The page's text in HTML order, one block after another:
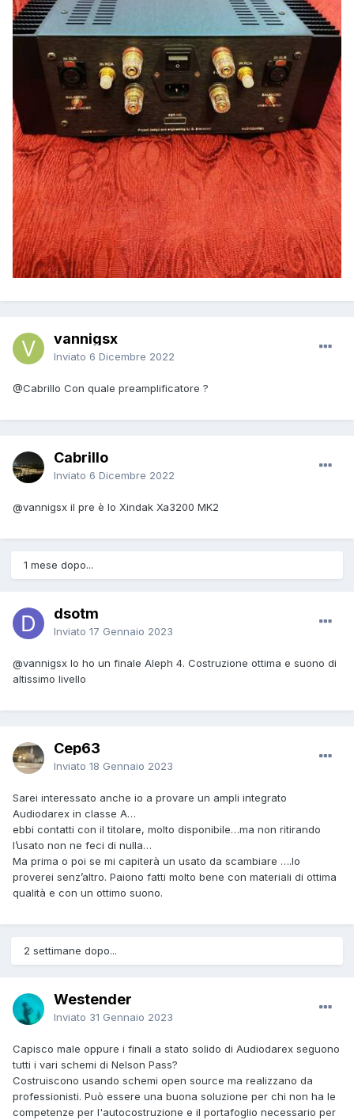
vannigsx
Inviato 6 Dicembre 2022
@Cabrillo Con quale preamplificatore ?
Cabrillo
Inviato 6 Dicembre 2022
@vannigsx il pre è lo Xindak Xa3200 MK2
1 mese dopo...
dsotm
Inviato 17 Gennaio 2023
@vannigsx Io ho un finale Aleph 4. Costruzione ottima e suono di
altissimo livello
Cep63
Inviato 18 Gennaio 2023
Sarei interessato anche io a provare un ampli integrato
Audiodarex in classe A…
ebbi contatti con il titolare, molto disponibile…ma non ritirando
l’usato non ne feci di nulla…
Ma prima o poi se mi capiterà un usato da scambiare ….lo
proverei senz’altro. Paiono fatti molto bene con materiali di ottima
qualità e con un ottimo suono.
2 settimane dopo...
Westender
Inviato 31 Gennaio 2023
Capisco male oppure i finali a stato solido di Audiodarex seguono
tutti i vari schemi di Nelson Pass?
Costruiscono usando schemi open source ma realizzano da
professionisti. Può essere una buona soluzione per chi non ha le
competenze per l'autocostruzione e il portafoglio necessario per